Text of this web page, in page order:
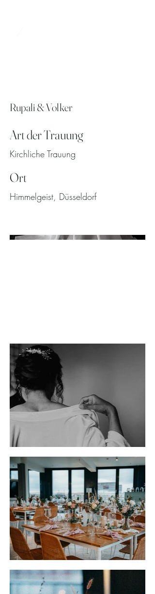
Rupali & Volker
Art der Trauung
Kirchliche Trauung
Ort
Himmelgeist, Düsseldorf